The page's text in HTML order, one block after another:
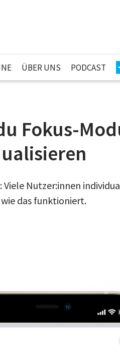
ÜBER UNS PODCAST
Fokus-
Viele Nutzer:innen
das funktioniert.